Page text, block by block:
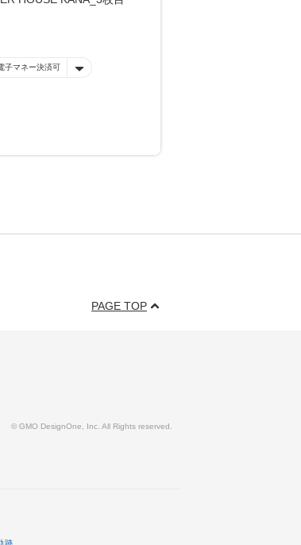
子マネー決済可
PAGE TOP
© GMO DesignOne, Inc. All Rights reserved.
跡